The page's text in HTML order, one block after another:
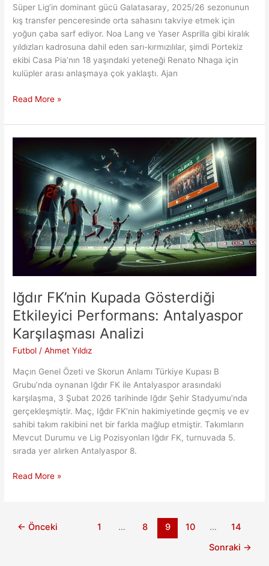
Süper Lig’in dominant gücü Galatasaray, 2025/26 sezonunun
kış transfer penceresinde orta sahasını takviye etmek için
yoğun çaba sarf ediyor. Noa Lang ve Yaser Asprilla gibi kiralık
yıldızları kadrosuna dahil eden sarı-kırmızılılar, şimdi Portekiz
ekibi Casa Pia’nın 18 yaşındaki yeteneği Renato Nhaga için
kulüpler arası anlaşmaya çok yaklaştı. Ajan
Casa
Nhaga
Galatasaray’da!
Read More »
Iğdır FK’nin Kupada Gösterdiği
Etkileyici Performans: Antalyaspor
Karşılaşması Analizi
Futbol /Ahmet Yıldız
Maçın Genel Özeti ve Skorun Anlamı Türkiye Kupası B
Grubu’nda oynanan Iğdır FK ile Antalyaspor arasındaki
karşılaşma, 3 Şubat 2026 tarihinde Iğdır Şehir Stadyumu’nda
gerçekleşmiştir. Maç, Iğdır FK’nin hakimiyetinde geçmiş ve ev
sahibi takım rakibini net bir farkla mağlup etmiştir. Takımların
Mevcut Durumu ve Lig Pozisyonları Iğdır FK, turnuvada 5.
sırada yer alırken Antalyaspor 8.
Iğdır
Etkileyici
Read More »
← Önceki 1 … 8 9 10 …
14
Sonraki →